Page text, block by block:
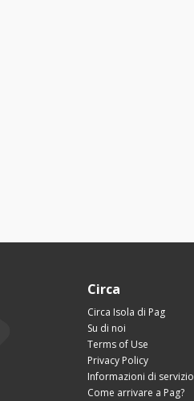
Circa
Circa Isola di Pag
Su di noi
Terms of Use
Privacy Policy
Informazioni di servizio
Come arrivare a Pag?